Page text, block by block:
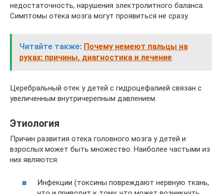
недостаточность, нарушения электролитного баланса.
Симптомы отека мозга могут проявиться не сразу.
Читайте также: Почему немеют пальцы на
руках: причины, диагностика и лечение
Церебральный отек у детей с гидроцефалией связан с
увеличенным внутричерепным давлением.
Этиология
Причин развития отека головного мозга у детей и
взрослых может быть множество. Наиболее частыми из
них являются:
Инфекции (токсины повреждают нервную ткань,